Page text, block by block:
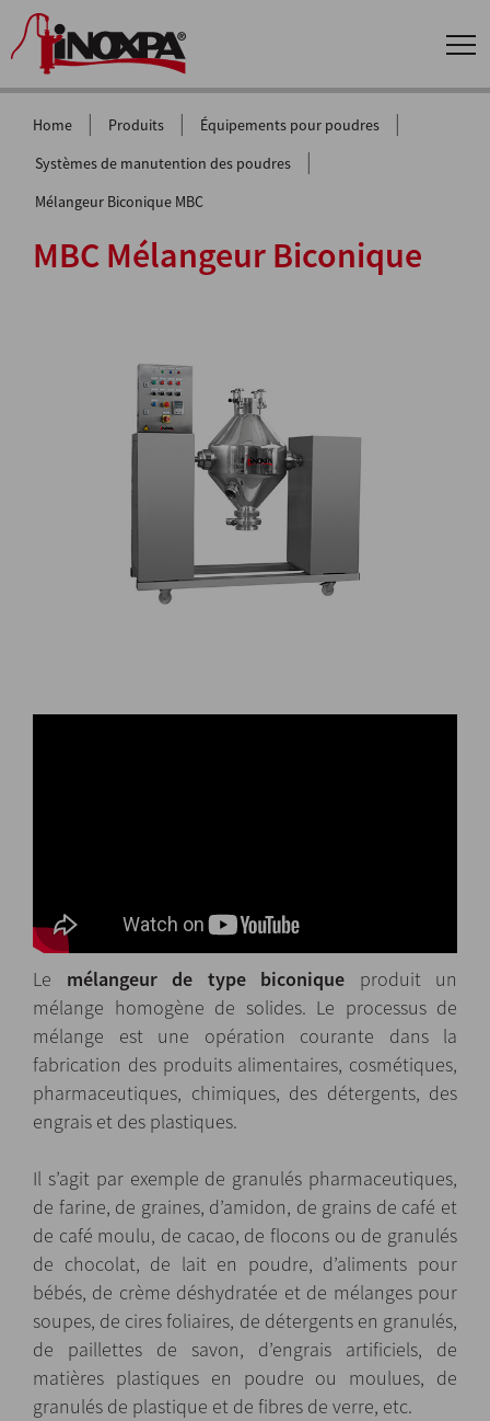
Home | Produits | Équipements pour poudres |
Systèmes de manutention des poudres |
Mélangeur Biconique MBC
MBC Mélangeur Biconique
Le mélangeur de type biconique produit un
mélange homogène de solides. Le processus de
mélange est une opération courante dans la
fabrication des produits alimentaires, cosmétiques,
pharmaceutiques, chimiques, des détergents, des
engrais et des plastiques.
Il s’agit par exemple de granulés pharmaceutiques,
de farine, de graines, d’amidon, de grains de café et
de café moulu, de cacao, de flocons ou de granulés
de chocolat, de lait en poudre, d’aliments pour
bébés, de crème déshydratée et de mélanges pour
soupes, de cires foliaires, de détergents en granulés,
de paillettes de savon, d’engrais artificiels, de
matières plastiques en poudre ou moulues, de
granulés de plastique et de fibres de verre, etc.